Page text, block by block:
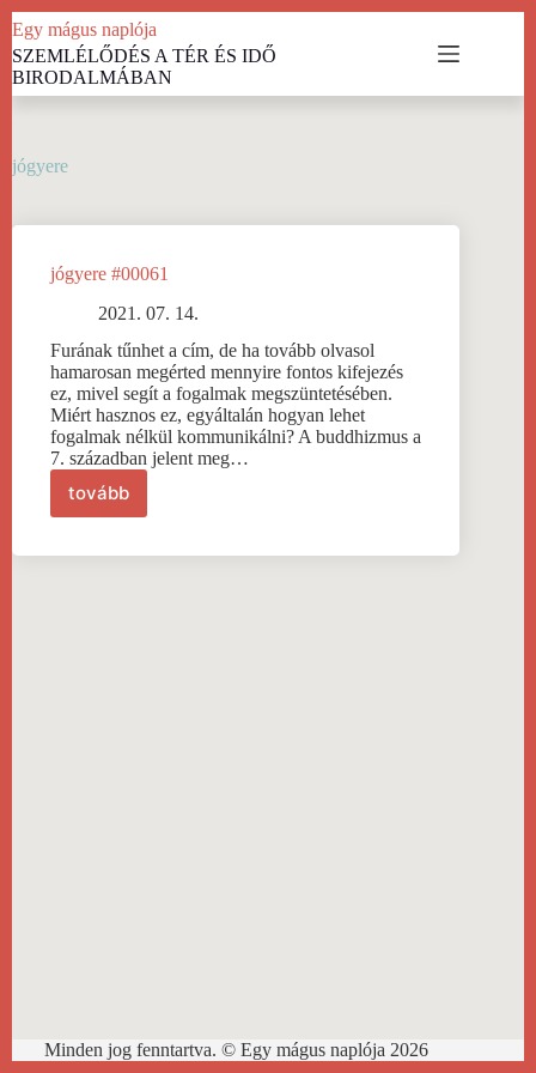
Skip
to
content
Egy mágus naplója
SZEMLÉLŐDÉS A TÉR ÉS IDŐ
BIRODALMÁBAN
jógyere
jógyere #00061
2021. 07. 14.
Furának tűnhet a cím, de ha tovább olvasol
hamarosan megérted mennyire fontos kifejezés
ez, mivel segít a fogalmak megszüntetésében.
Miért hasznos ez, egyáltalán hogyan lehet
fogalmak nélkül kommunikálni? A buddhizmus a
7. században jelent meg…
tovább
jógyere
#00061
Minden jog fenntartva. © Egy mágus naplója 2026